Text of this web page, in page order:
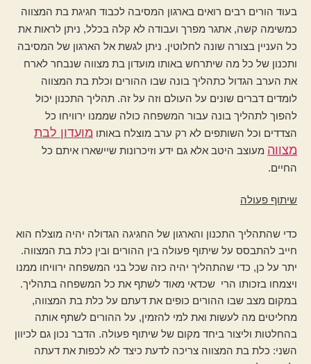
בעוד הורים רבים רואים בארגון המסיבה לכבוד חגיגת בת המצווה
כמשימה קשה, אתגר מפרך ועבודה לא קלה בכלל, ניתן לראות את
כל העניין בצורה שונה לחלוטין. ניתן לגשת אל הארגון של המסיבה
ותכנון של כל מה שיתרחש באותו מועדון בת מצווה שנבחר לארח
את הערב הגדול כתהליך בונה שבו ההורים וכלת בת המצווה
לומדים דברים שונים על העולם וזה על זה. תהליך התכנון יכול
להפוך לתהליך בונה עבור המשפחה כולה שממנו ירוויחו כל
הצדדים וכל השותפים לא רק ערב מוצלח באותו מועדון לבת
מצווה מעוצב היטב אלא גם ידע וזיכרונות שיישארו איתם כל
החיים.
שיתוף פעולה
כדי שהתהליך התכנון והארגון של החגיגה הגדולה יהיה מוצלח הוא
חייב להתבסס על שיתוף פעולה בין ההורים ובין כלת בת המצווה.
יתר על כן, כדי שהתהליך יהיה כזה שכל בני המשפחה ירוויחו ממנו
ויצמחו בזכותו הרי שכדאי מאוד לשתף את כל המשפחה בתהליך.
במקום מצב שבו ההורים כופים את דעתם על כלת בת המצווה,
מחליטים מה לעשות ואת למי להזמין, על ההורים לשתף אותה
בהחלטות וליצור ביחד מקום של שיתוף פעולה. הדבר נכון גם לכיוון
השני: כלת בת המצווה צריכה לדעת כיצד לא לכפות את דעתה